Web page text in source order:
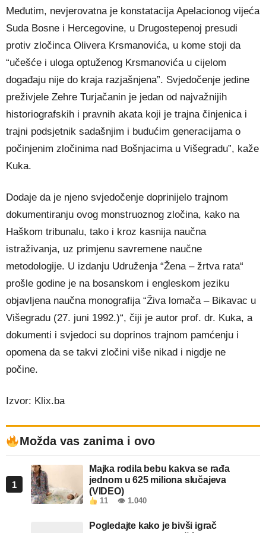
Međutim, nevjerovatna je konstatacija Apelacionog vijeća
Suda Bosne i Hercegovine, u Drugostepenoj presudi
protiv zločinca Olivera Krsmanovića, u kome stoji da
“učešće i uloga optuženog Krsmanovića u cijelom
događaju nije do kraja razjašnjena”. Svjedočenje jedine
preživjele Zehre Turjačanin je jedan od najvažnijih
historiografskih i pravnih akata koji je trajna činjenica i
trajni podsjetnik sadašnjim i budućim generacijama o
počinjenim zločinima nad Bošnjacima u Višegradu”, kaže
Kuka.
Dodaje da je njeno svjedočenje doprinijelo trajnom
dokumentiranju ovog monstruoznog zločina, kako na
Haškom tribunalu, tako i kroz kasnija naučna
istraživanja, uz primjenu savremene naučne
metodologije. U izdanju Udruženja “Žena – žrtva rata“
prošle godine je na bosanskom i engleskom jeziku
objavljena naučna monografija “Živa lomača – Bikavac u
Višegradu (27. juni 1992.)“, čiji je autor prof. dr. Kuka, a
dokumenti i svjedoci su doprinos trajnom pamćenju i
opomena da se takvi zločini više nikad i nigdje ne
počine.
Izvor: Klix.ba
Možda vas zanima i ovo
1
Majka rodila bebu kakva se rađa
jednom u 625 miliona slučajeva
(VIDEO)
11 👁 1.040
Pogledajte kako je bivši igrač